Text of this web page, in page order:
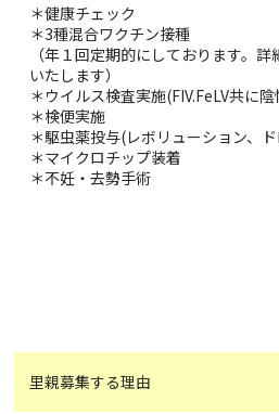
＊健康チェック
＊3種混合ワクチン接種
（年１回定期的にしております。
いたします）
＊ウイルス検査実施(FIV.FeLV共に陰
＊検便実施
＊駆虫薬投与(レボリューション、
＊マイクロチップ装着
＊不妊・去勢手術
里親募集する理由